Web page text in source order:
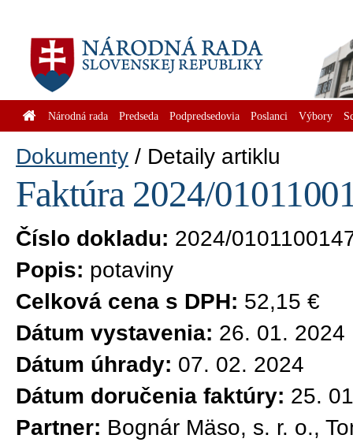
Národná rada Predseda Podpredsedovia Poslanci Výbory
Dokumenty Detaily artiklu
Faktúra 2024/
Číslo dokladu: 2024/
Popis: potaviny
Celková cena s DPH: 52,15 €
Dátum vystavenia: 26. 01. 2024
Dátum úhrady: 07. 02. 2024
Dátum doručenia faktúry: 25.
Partner: Bognár Mäso, s. r. o.,